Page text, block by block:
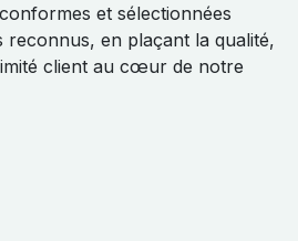
et sélectionnées
reconnus, en plaçant la qualité,
client au cœur de notre